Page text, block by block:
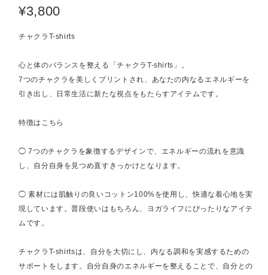
¥3,800
チャクラT-shirts
心と体のバランスを整える「チャクラT-shirts」。
7つのチャクラを美しくプリントされ、あなたの内なるエネルギーを
引き出し、日常生活に新たな視点をもたらすアイテムです。
特徴はこちら
◯ 7つのチャクラを象徴するデザインで、エネルギーの流れを意識
し、自分自身を見つめ直すきっかけとなります。
◯ 素材には肌触りの良いコットン100%を使用し、快適な着心地を実
現しています。普段使いはもちろん、ヨガライフにぴったりなアイテ
ムです。
チャクラT-shirtsは、自分を大切にし、内なる調和を実感するための
サポートをします。自分自身のエネルギーを整えることで、自分との